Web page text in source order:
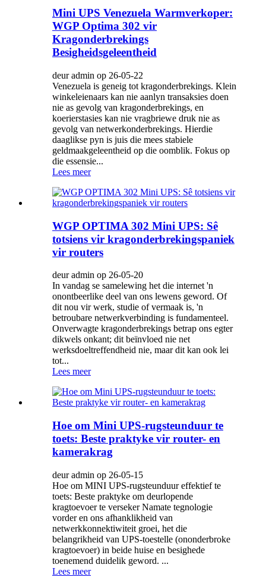
Mini UPS Venezuela Warmverkoper:
WGP Optima 302 vir
Kragonderbrekings
Besigheidsgeleentheid
deur admin op 26-05-22
Venezuela is geneig tot kragonderbrekings. Klein
winkeleienaars kan nie aanlyn transaksies doen
nie as gevolg van kragonderbrekings, en
koerierstasies kan nie vragbriewe druk nie as
gevolg van netwerkonderbrekings. Hierdie
daaglikse pyn is juis die mees stabiele
geldmaakgeleentheid op die oomblik. Fokus op
die essensie...
Lees meer
WGP OPTIMA 302 Mini UPS: Sê
totsiens vir kragonderbrekingspaniek
vir routers
deur admin op 26-05-20
In vandag se samelewing het die internet 'n
onontbeerlike deel van ons lewens geword. Of
dit nou vir werk, studie of vermaak is, 'n
betroubare netwerkverbinding is fundamenteel.
Onverwagte kragonderbrekings betrap ons egter
dikwels onkant; dit beïnvloed nie net
werksdoeltreffendheid nie, maar dit kan ook lei
tot...
Lees meer
Hoe om Mini UPS-rugsteunduur te
toets: Beste praktyke vir router- en
kamerakrag
deur admin op 26-05-15
Hoe om MINI UPS-rugsteunduur effektief te
toets: Beste praktyke om deurlopende
kragtoevoer te verseker Namate tegnologie
vorder en ons afhanklikheid van
netwerkkonnektiwiteit groei, het die
belangrikheid van UPS-toestelle (ononderbroke
kragtoevoer) in beide huise en besighede
toenemend duidelik geword. ...
Lees meer